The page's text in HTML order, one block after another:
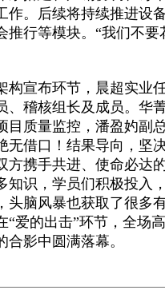
作。后续将持续推进设
推行等模块。“我们不
构宣布环节，晨超实业
、稽核组长及成员。华
目质量监控，潘盈妁副
无借口！结果导向，坚
方携手共进、使命必达
知识，学员们积极投入
头脑风暴也获取了很多
“爱的出击”环节，全场
合影中圆满落幕。